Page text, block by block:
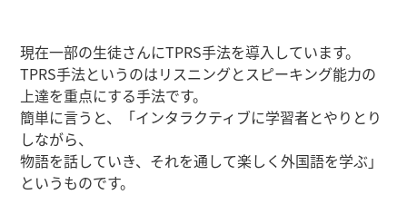
現在一部の生徒さんにTPRS手法を導入しています。
TPRS手法というのはリスニングとスピーキング能力の
上達を重点にする手法です。
簡単に言うと、「インタラクティブに学習者とやりとり
しながら、
物語を話していき、それを通して楽しく外国語を学ぶ」
というものです。